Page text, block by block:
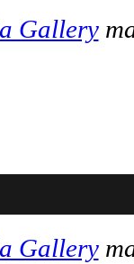
Gallery
Gallery